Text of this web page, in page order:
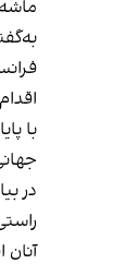
فرانسه، آلمان